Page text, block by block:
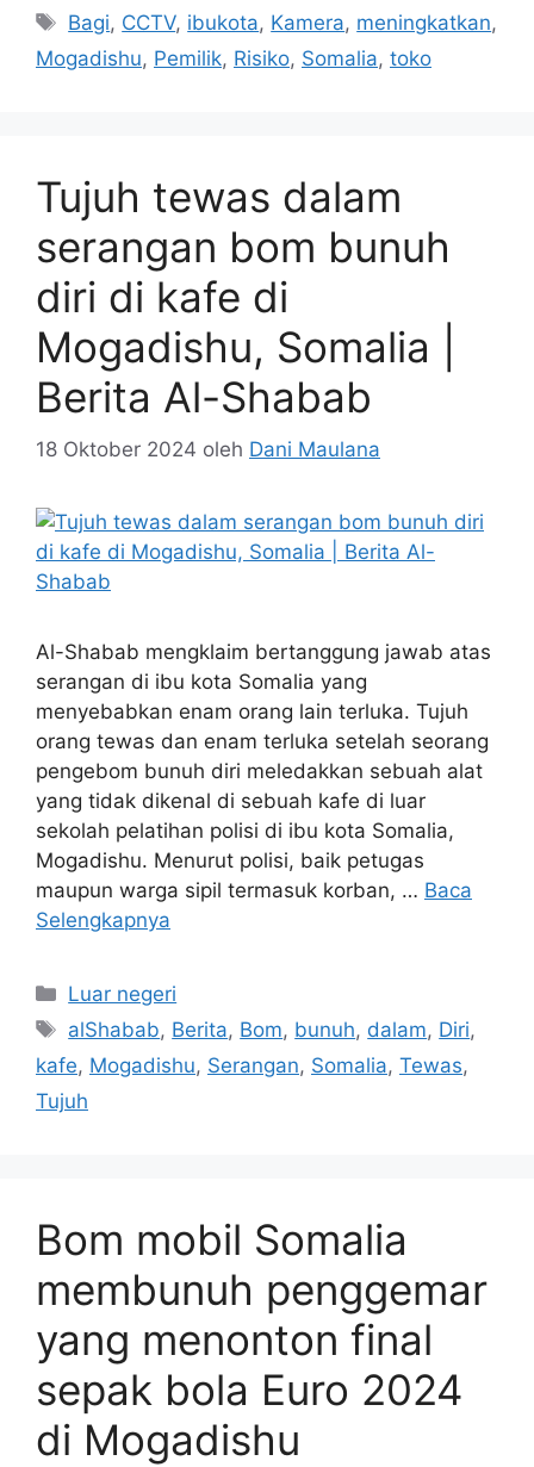
Tag
Bagi, CCTV, ibukota, Kamera, meningkatkan,
Mogadishu, Pemilik, Risiko, Somalia, toko
Tujuh tewas dalam
serangan bom bunuh
diri di kafe di
Mogadishu, Somalia |
Berita Al-Shabab
18 Oktober 2024 oleh Dani Maulana
Al-Shabab mengklaim bertanggung jawab atas
serangan di ibu kota Somalia yang
menyebabkan enam orang lain terluka. Tujuh
orang tewas dan enam terluka setelah seorang
pengebom bunuh diri meledakkan sebuah alat
yang tidak dikenal di sebuah kafe di luar
sekolah pelatihan polisi di ibu kota Somalia,
Mogadishu. Menurut polisi, baik petugas
maupun warga sipil termasuk korban, … Baca
Selengkapnya
Kategori
Luar negeri
Tag
alShabab, Berita, Bom, bunuh, dalam, Diri,
kafe, Mogadishu, Serangan, Somalia, Tewas,
Tujuh
Bom mobil Somalia
membunuh penggemar
yang menonton final
sepak bola Euro 2024
di Mogadishu